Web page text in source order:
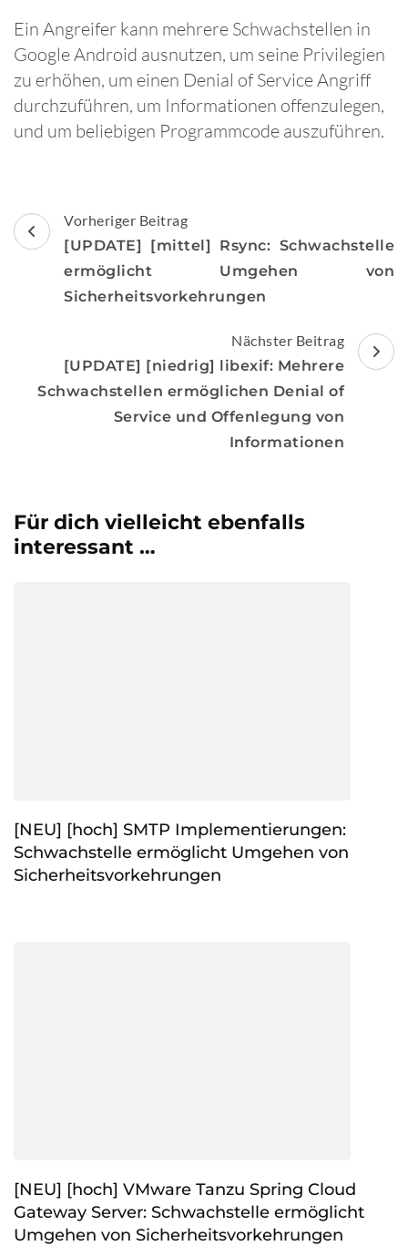
Ein Angreifer kann mehrere Schwachstellen in
Google Android ausnutzen, um seine Privilegien
zu erhöhen, um einen Denial of Service Angriff
durchzuführen, um Informationen offenzulegen,
und um beliebigen Programmcode auszuführen.
Beitragsnavigation
Vorheriger Beitrag
[UPDATE] [mittel] Rsync: Schwachstelle
ermöglicht Umgehen von
Sicherheitsvorkehrungen
Nächster Beitrag
[UPDATE] [niedrig] libexif: Mehrere
Schwachstellen ermöglichen Denial of
Service und Offenlegung von
Informationen
Für dich vielleicht ebenfalls
interessant …
[NEU] [hoch] SMTP Implementierungen:
Schwachstelle ermöglicht Umgehen von
Sicherheitsvorkehrungen
[NEU] [hoch] VMware Tanzu Spring Cloud
Gateway Server: Schwachstelle ermöglicht
Umgehen von Sicherheitsvorkehrungen